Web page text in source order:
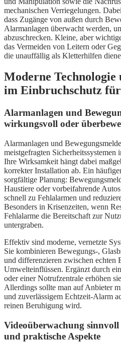
mechanischen Verriegelungen.
dass Zugänge von außen durch
Alarmanlagen überwacht werden,
abzuschrecken. Kleine, aber
das Vermeiden von Leitern oder
die unauffällig als Kletterhilfen
Moderne
im Einbruchschutz
Alarmanlagen und
wirkungsvoll oder
Alarmanlagen und
meistgefragten
Ihre Wirksamkeit hängt dabei
korrekter Installation ab. Ein
sorgfältige Planung:
Haustiere oder vorbeifahrende
schnell zu Fehlalarmen und
Besonders in Krisenzeiten, wenn
Fehlalarme die Bereitschaft zur
untergraben.
Effektiv sind moderne, vernetzte
Sie kombinieren Bewegungs-,
und differenzieren zwischen echten
Umwelteinflüssen. Ergänzt durch
oder einer Notrufzentrale erhöhen
Allerdings sollte man auf Anbieter
und zuverlässigem Echtzeit-Alarm
reinen Beruhigung wird.
Videoüberwachung sinnvoll
und praktische Aspekte